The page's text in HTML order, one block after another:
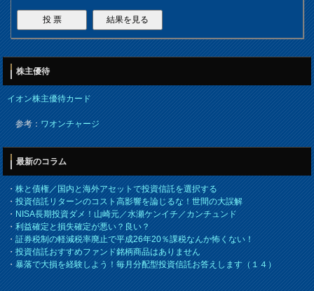
株主優待
イオン株主優待カード
参考：ワオンチャージ
最新のコラム
・株と債権／国内と海外アセットで投資信託を選択する
・投資信託リターンのコスト高影響を論じるな！世間の大誤解
・NISA長期投資ダメ！山崎元／水瀬ケンイチ／カンチュンド
・利益確定と損失確定が悪い？良い？
・証券税制の軽減税率廃止で平成26年20％課税なんか怖くない！
・投資信託おすすめファンド銘柄商品はありません
・暴落で大損を経験しよう！毎月分配型投資信託お答えします（１４）